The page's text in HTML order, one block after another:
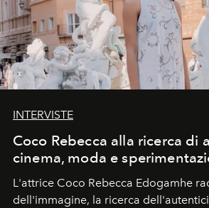
INTERVISTE
Coco Rebecca alla ricerca di
cinema, moda e
L'attrice Coco Rebecca Edogamhe
dell'immagine, la ricerca